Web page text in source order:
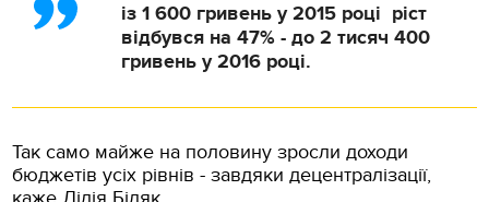
із 1 600 гривень у 2015 році ріст
відбувся на 47% - до 2 тисяч 400
гривень у 2016 році.
Так само майже на половину зросли доходи
бюджетів усіх рівнів - завдяки децентралізації,